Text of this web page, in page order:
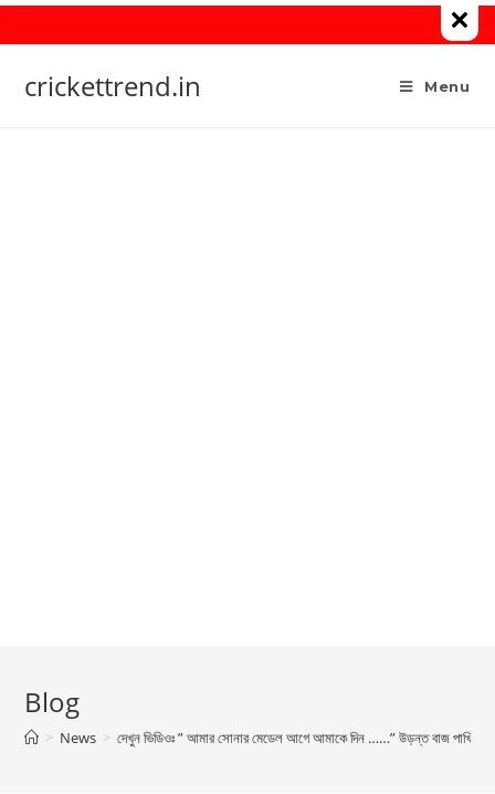
Skip
to
crickettrend.in Menu
Blog
> News > দেখুন ভিডিওঃ ” আমার সোনার মেডেল আগে আমাকে দিন ……” উড়ন্ত বাজ পাখির মত